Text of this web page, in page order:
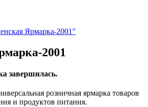
Ярмарка-2001"
2001
завершилась.
розничная ярмарка товаров
и продуктов питания.